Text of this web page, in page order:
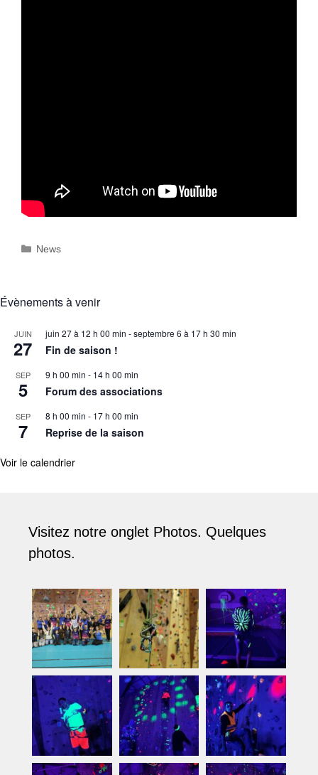
Catégories
News
Évènements à venir
JUIN
27
juin 27 à 12 h 00 min -septembre 6 à 17 h 30 min
Fin de saison !
SEP
5
9 h 00 min - 14 h 00 min
Forum des associations
SEP
7
8 h 00 min - 17 h 00 min
Reprise de la saison
Voir le calendrier
Visitez notre onglet Photos. Quelques
photos.